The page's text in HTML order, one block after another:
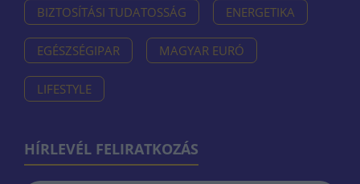
BIZTOSÍTÁSI TUDATOSSÁG ENERGETIKA
EGÉSZSÉGIPAR MAGYAR EURÓ
LIFESTYLE
HÍRLEVÉL FELIRATKOZÁS